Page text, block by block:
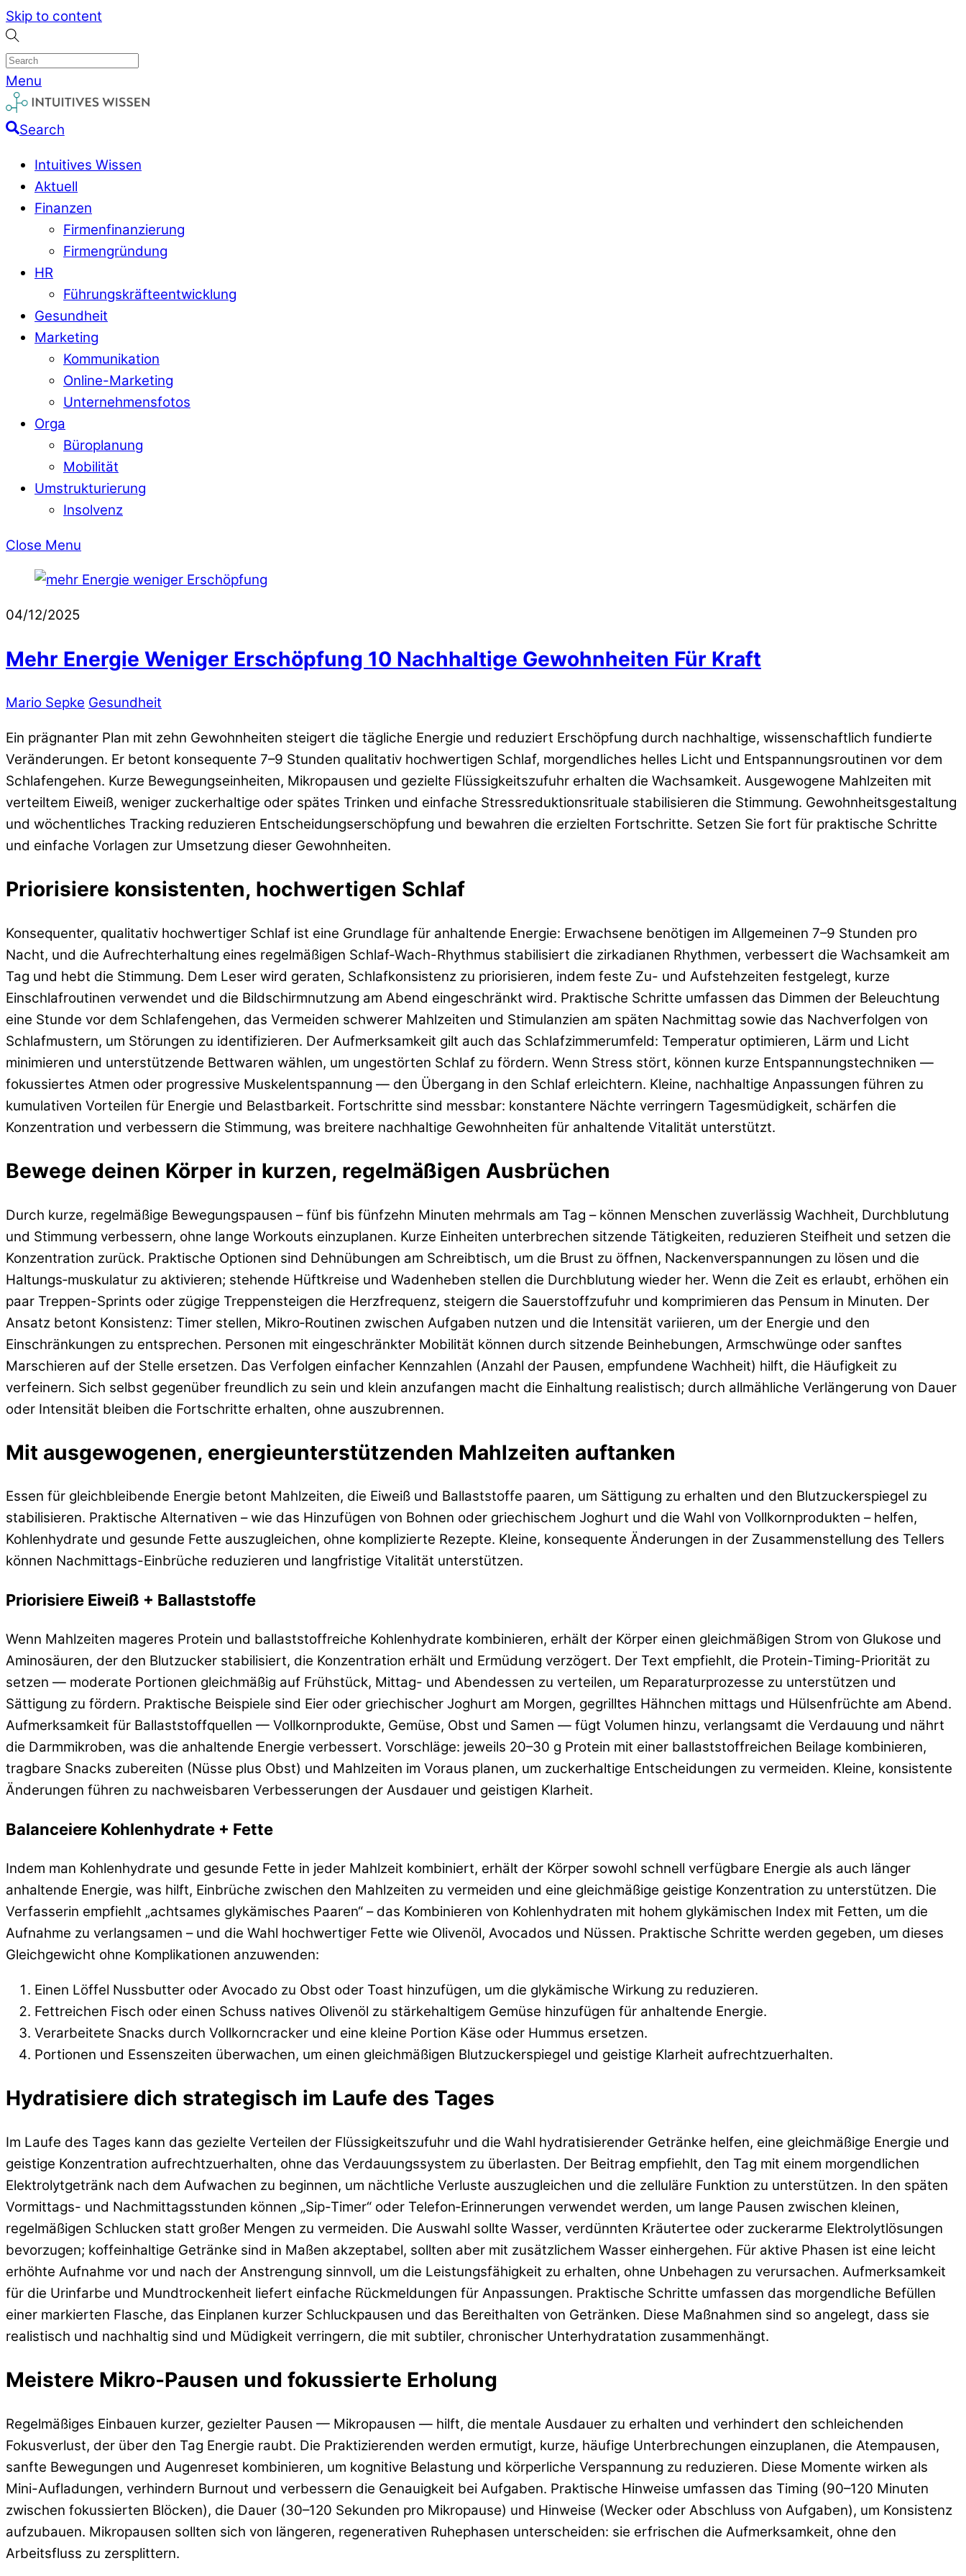
Skip to content
Menu
Search
Intuitives Wissen
Aktuell
Finanzen
Firmenfinanzierung
Firmengründung
HR
Führungskräfteentwicklung
Gesundheit
Marketing
Kommunikation
Online-Marketing
Unternehmensfotos
Orga
Büroplanung
Mobilität
Umstrukturierung
Insolvenz
Close Menu
04/12/2025
Mehr Energie Weniger Erschöpfung 10 Nachhaltige Gewohnheiten Für Kraft
Mario Sepke Gesundheit
Ein prägnanter Plan mit zehn Gewohnheiten steigert die tägliche Energie und reduziert Erschöpfung durch nachhaltige, wissenschaftlich fundierte
Veränderungen. Er betont konsequente 7–9 Stunden qualitativ hochwertigen Schlaf, morgendliches helles Licht und Entspannungsroutinen vor dem
Schlafengehen. Kurze Bewegungseinheiten, Mikropausen und gezielte Flüssigkeitszufuhr erhalten die Wachsamkeit. Ausgewogene Mahlzeiten mit
verteiltem Eiweiß, weniger zuckerhaltige oder spätes Trinken und einfache Stressreduktionsrituale stabilisieren die Stimmung. Gewohnheitsgestaltung
und wöchentliches Tracking reduzieren Entscheidungserschöpfung und bewahren die erzielten Fortschritte. Setzen Sie fort für praktische Schritte
und einfache Vorlagen zur Umsetzung dieser Gewohnheiten.
Priorisiere konsistenten, hochwertigen Schlaf
Konsequenter, qualitativ hochwertiger Schlaf ist eine Grundlage für anhaltende Energie: Erwachsene benötigen im Allgemeinen 7–9 Stunden pro
Nacht, und die Aufrechterhaltung eines regelmäßigen Schlaf-Wach-Rhythmus stabilisiert die zirkadianen Rhythmen, verbessert die Wachsamkeit am
Tag und hebt die Stimmung. Dem Leser wird geraten, Schlafkonsistenz zu priorisieren, indem feste Zu- und Aufstehzeiten festgelegt, kurze
Einschlafroutinen verwendet und die Bildschirmnutzung am Abend eingeschränkt wird. Praktische Schritte umfassen das Dimmen der Beleuchtung
eine Stunde vor dem Schlafengehen, das Vermeiden schwerer Mahlzeiten und Stimulanzien am späten Nachmittag sowie das Nachverfolgen von
Schlafmustern, um Störungen zu identifizieren. Der Aufmerksamkeit gilt auch das Schlafzimmerumfeld: Temperatur optimieren, Lärm und Licht
minimieren und unterstützende Bettwaren wählen, um ungestörten Schlaf zu fördern. Wenn Stress stört, können kurze Entspannungstechniken —
fokussiertes Atmen oder progressive Muskelentspannung — den Übergang in den Schlaf erleichtern. Kleine, nachhaltige Anpassungen führen zu
kumulativen Vorteilen für Energie und Belastbarkeit. Fortschritte sind messbar: konstantere Nächte verringern Tagesmüdigkeit, schärfen die
Konzentration und verbessern die Stimmung, was breitere nachhaltige Gewohnheiten für anhaltende Vitalität unterstützt.
Bewege deinen Körper in kurzen, regelmäßigen Ausbrüchen
Durch kurze, regelmäßige Bewegungspausen – fünf bis fünfzehn Minuten mehrmals am Tag – können Menschen zuverlässig Wachheit, Durchblutung
und Stimmung verbessern, ohne lange Workouts einzuplanen. Kurze Einheiten unterbrechen sitzende Tätigkeiten, reduzieren Steifheit und setzen die
Konzentration zurück. Praktische Optionen sind Dehnübungen am Schreibtisch, um die Brust zu öffnen, Nackenverspannungen zu lösen und die
Haltungs‑muskulatur zu aktivieren; stehende Hüftkreise und Wadenheben stellen die Durchblutung wieder her. Wenn die Zeit es erlaubt, erhöhen ein
paar Treppen-Sprints oder zügige Treppensteigen die Herzfrequenz, steigern die Sauerstoffzufuhr und komprimieren das Pensum in Minuten. Der
Ansatz betont Konsistenz: Timer stellen, Mikro‑Routinen zwischen Aufgaben nutzen und die Intensität variieren, um der Energie und den
Einschränkungen zu entsprechen. Personen mit eingeschränkter Mobilität können durch sitzende Beinhebungen, Armschwünge oder sanftes
Marschieren auf der Stelle ersetzen. Das Verfolgen einfacher Kennzahlen (Anzahl der Pausen, empfundene Wachheit) hilft, die Häufigkeit zu
verfeinern. Sich selbst gegenüber freundlich zu sein und klein anzufangen macht die Einhaltung realistisch; durch allmähliche Verlängerung von Dauer
oder Intensität bleiben die Fortschritte erhalten, ohne auszubrennen.
Mit ausgewogenen, energieunterstützenden Mahlzeiten auftanken
Essen für gleichbleibende Energie betont Mahlzeiten, die Eiweiß und Ballaststoffe paaren, um Sättigung zu erhalten und den Blutzuckerspiegel zu
stabilisieren. Praktische Alternativen – wie das Hinzufügen von Bohnen oder griechischem Joghurt und die Wahl von Vollkornprodukten – helfen,
Kohlenhydrate und gesunde Fette auszugleichen, ohne komplizierte Rezepte. Kleine, konsequente Änderungen in der Zusammenstellung des Tellers
können Nachmittags-Einbrüche reduzieren und langfristige Vitalität unterstützen.
Priorisiere Eiweiß + Ballaststoffe
Wenn Mahlzeiten mageres Protein und ballaststoffreiche Kohlenhydrate kombinieren, erhält der Körper einen gleichmäßigen Strom von Glukose und
Aminosäuren, der den Blutzucker stabilisiert, die Konzentration erhält und Ermüdung verzögert. Der Text empfiehlt, die Protein-Timing-Priorität zu
setzen — moderate Portionen gleichmäßig auf Frühstück, Mittag- und Abendessen zu verteilen, um Reparaturprozesse zu unterstützen und
Sättigung zu fördern. Praktische Beispiele sind Eier oder griechischer Joghurt am Morgen, gegrilltes Hähnchen mittags und Hülsenfrüchte am Abend.
Aufmerksamkeit für Ballaststoffquellen — Vollkornprodukte, Gemüse, Obst und Samen — fügt Volumen hinzu, verlangsamt die Verdauung und nährt
die Darmmikroben, was die anhaltende Energie verbessert. Vorschläge: jeweils 20–30 g Protein mit einer ballaststoffreichen Beilage kombinieren,
tragbare Snacks zubereiten (Nüsse plus Obst) und Mahlzeiten im Voraus planen, um zuckerhaltige Entscheidungen zu vermeiden. Kleine, konsistente
Änderungen führen zu nachweisbaren Verbesserungen der Ausdauer und geistigen Klarheit.
Balanceiere Kohlenhydrate + Fette
Indem man Kohlenhydrate und gesunde Fette in jeder Mahlzeit kombiniert, erhält der Körper sowohl schnell verfügbare Energie als auch länger
anhaltende Energie, was hilft, Einbrüche zwischen den Mahlzeiten zu vermeiden und eine gleichmäßige geistige Konzentration zu unterstützen. Die
Verfasserin empfiehlt „achtsames glykämisches Paaren“ – das Kombinieren von Kohlenhydraten mit hohem glykämischen Index mit Fetten, um die
Aufnahme zu verlangsamen – und die Wahl hochwertiger Fette wie Olivenöl, Avocados und Nüssen. Praktische Schritte werden gegeben, um dieses
Gleichgewicht ohne Komplikationen anzuwenden:
Einen Löffel Nussbutter oder Avocado zu Obst oder Toast hinzufügen, um die glykämische Wirkung zu reduzieren.
Fettreichen Fisch oder einen Schuss natives Olivenöl zu stärkehaltigem Gemüse hinzufügen für anhaltende Energie.
Verarbeitete Snacks durch Vollkorncracker und eine kleine Portion Käse oder Hummus ersetzen.
Portionen und Essenszeiten überwachen, um einen gleichmäßigen Blutzuckerspiegel und geistige Klarheit aufrechtzuerhalten.
Hydratisiere dich strategisch im Laufe des Tages
Im Laufe des Tages kann das gezielte Verteilen der Flüssigkeitszufuhr und die Wahl hydratisierender Getränke helfen, eine gleichmäßige Energie und
geistige Konzentration aufrechtzuerhalten, ohne das Verdauungssystem zu überlasten. Der Beitrag empfiehlt, den Tag mit einem morgendlichen
Elektrolytgetränk nach dem Aufwachen zu beginnen, um nächtliche Verluste auszugleichen und die zelluläre Funktion zu unterstützen. In den späten
Vormittags- und Nachmittagsstunden können „Sip-Timer“ oder Telefon‑Erinnerungen verwendet werden, um lange Pausen zwischen kleinen,
regelmäßigen Schlucken statt großer Mengen zu vermeiden. Die Auswahl sollte Wasser, verdünnten Kräutertee oder zuckerarme Elektrolytlösungen
bevorzugen; koffeinhaltige Getränke sind in Maßen akzeptabel, sollten aber mit zusätzlichem Wasser einhergehen. Für aktive Phasen ist eine leicht
erhöhte Aufnahme vor und nach der Anstrengung sinnvoll, um die Leistungsfähigkeit zu erhalten, ohne Unbehagen zu verursachen. Aufmerksamkeit
für die Urinfarbe und Mundtrockenheit liefert einfache Rückmeldungen für Anpassungen. Praktische Schritte umfassen das morgendliche Befüllen
einer markierten Flasche, das Einplanen kurzer Schluckpausen und das Bereithalten von Getränken. Diese Maßnahmen sind so angelegt, dass sie
realistisch und nachhaltig sind und Müdigkeit verringern, die mit subtiler, chronischer Unterhydratation zusammenhängt.
Meistere Mikro-Pausen und fokussierte Erholung
Regelmäßiges Einbauen kurzer, gezielter Pausen — Mikropausen — hilft, die mentale Ausdauer zu erhalten und verhindert den schleichenden
Fokusverlust, der über den Tag Energie raubt. Die Praktizierenden werden ermutigt, kurze, häufige Unterbrechungen einzuplanen, die Atempausen,
sanfte Bewegungen und Augenreset kombinieren, um kognitive Belastung und körperliche Verspannung zu reduzieren. Diese Momente wirken als
Mini-Aufladungen, verhindern Burnout und verbessern die Genauigkeit bei Aufgaben. Praktische Hinweise umfassen das Timing (90–120 Minuten
zwischen fokussierten Blöcken), die Dauer (30–120 Sekunden pro Mikropause) und Hinweise (Wecker oder Abschluss von Aufgaben), um Konsistenz
aufzubauen. Mikropausen sollten sich von längeren, regenerativen Ruhephasen unterscheiden: sie erfrischen die Aufmerksamkeit, ohne den
Arbeitsfluss zu zersplittern.